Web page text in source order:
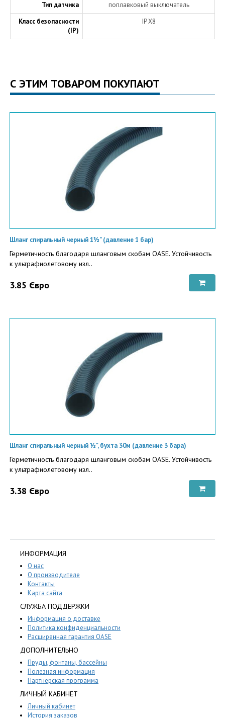
Тип датчика
поплавковый выключатель
Класс безопасности
(IP)
IP X8
С ЭТИМ ТОВАРОМ ПОКУПАЮТ
Шланг спиральный черный 1½" (давление 1 бар)
Герметичность благодаря шланговым скобам OASE. Устойчивость
к ультрафиолетовому изл..
3.85 Євро
Шланг спиральный черный ½", бухта 30м (давление 3 бара)
Герметичность благодаря шланговым скобам OASE. Устойчивость
к ультрафиолетовому изл..
3.38 Євро
ИНФОРМАЦИЯ
О нас
О производителе
Контакты
Карта сайта
СЛУЖБА ПОДДЕРЖКИ
Информация о доставке
Политика конфиденциальности
Расширенная гарантия OASE
ДОПОЛНИТЕЛЬНО
Пруды, фонтаны, бассейны
Полезная информация
Партнерская программа
ЛИЧНЫЙ КАБИНЕТ
Личный кабинет
История заказов